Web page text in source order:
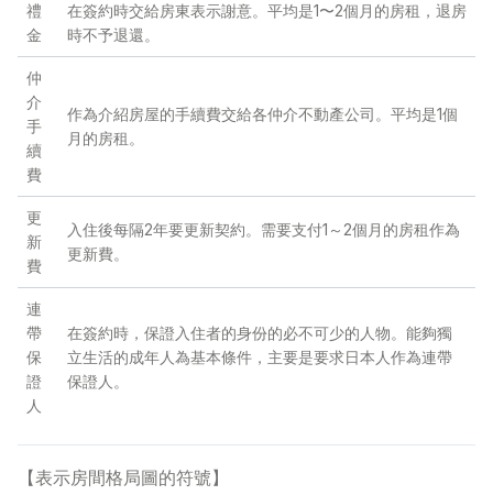
當地申請文件 >
常見問題
聯絡我們
禮
金
在簽約時交給房東表示謝意。平均是1〜2個月的房租，退房
時不予退還。
仲
介
手
續
費
作為介紹房屋的手續費交給各仲介不動產公司。平均是1個
月的房租。
更
新
費
入住後每隔2年要更新契約。需要支付1～2個月的房租作為
更新費。
連
帶
保
證
人
在簽約時，保證入住者的身份的必不可少的人物。能夠獨
立生活的成年人為基本條件，主要是要求日本人作為連帶
保證人。
【表示房間格局圖的符號】